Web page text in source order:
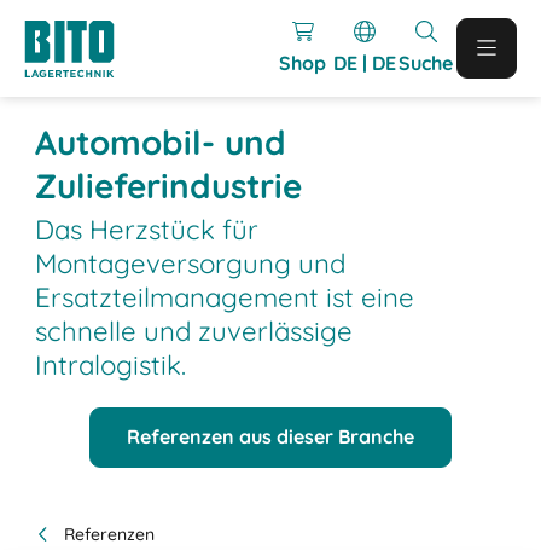
Shop DE | DESuche
Automobil- und
Zulieferindustrie
Das Herzstück für
Montageversorgung und
Ersatzteilmanagement ist eine
schnelle und zuverlässige
Intralogistik.
Referenzen aus dieser Branche
Referenzen